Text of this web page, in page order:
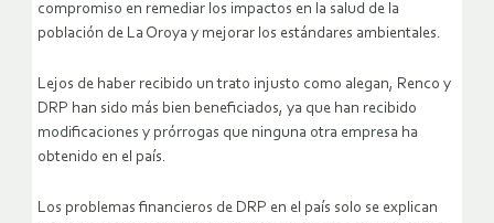
compromiso en remediar los impactos en la salud de la
población de La Oroya y mejorar los estándares ambientales.
Lejos de haber recibido un trato injusto como alegan, Renco y
DRP han sido más bien beneficiados, ya que han recibido
modificaciones y prórrogas que ninguna otra empresa ha
obtenido en el país.
Los problemas financieros de DRP en el país solo se explican